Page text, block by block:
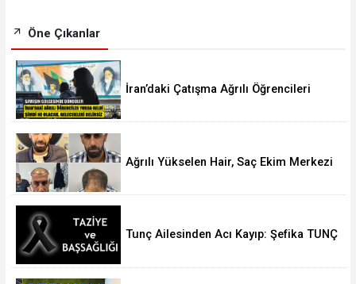
Öne Çıkanlar
İran’daki Çatışma Ağrılı Öğrencileri
Ağrılı Yükselen Hair, Saç Ekim Merkezi
Tunç Ailesinden Acı Kayıp: Şefika TUNÇ